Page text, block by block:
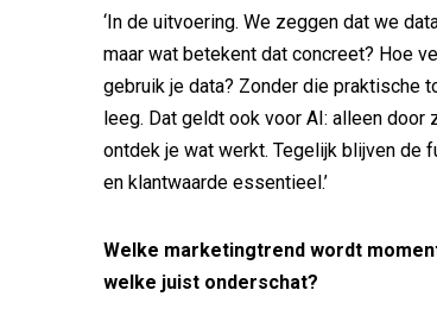
‘In de uitvoering. We zeggen dat we
maar wat betekent dat concreet? Hoe
gebruik je data? Zonder die praktische
leeg. Dat geldt ook voor AI: alleen
ontdek je wat werkt. Tegelijk blijven de
en klantwaarde essentieel.’
Welke marketingtrend wordt
welke juist onderschat?